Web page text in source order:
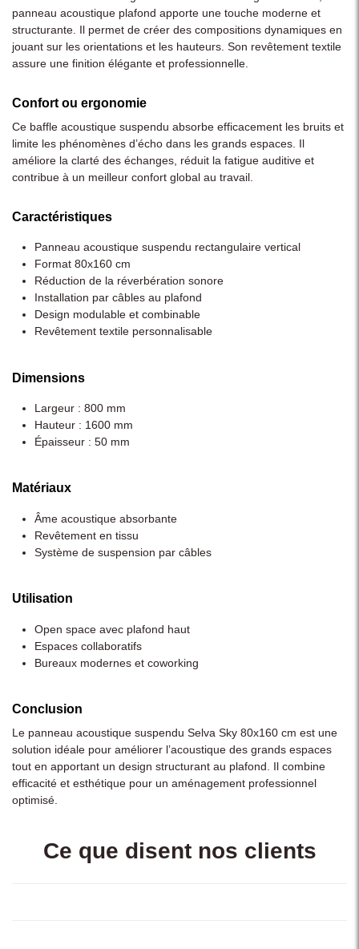
panneau acoustique plafond apporte une touche moderne et
structurante. Il permet de créer des compositions dynamiques en
jouant sur les orientations et les hauteurs. Son revêtement textile
assure une finition élégante et professionnelle.
Confort ou ergonomie
Ce baffle acoustique suspendu absorbe efficacement les bruits et
limite les phénomènes d’écho dans les grands espaces. Il
améliore la clarté des échanges, réduit la fatigue auditive et
contribue à un meilleur confort global au travail.
Caractéristiques
Panneau acoustique suspendu rectangulaire vertical
Format 80x160 cm
Réduction de la réverbération sonore
Installation par câbles au plafond
Design modulable et combinable
Revêtement textile personnalisable
Dimensions
Largeur : 800 mm
Hauteur : 1600 mm
Épaisseur : 50 mm
Matériaux
Âme acoustique absorbante
Revêtement en tissu
Système de suspension par câbles
Utilisation
Open space avec plafond haut
Espaces collaboratifs
Bureaux modernes et coworking
Conclusion
Le panneau acoustique suspendu Selva Sky 80x160 cm est une
solution idéale pour améliorer l’acoustique des grands espaces
tout en apportant un design structurant au plafond. Il combine
efficacité et esthétique pour un aménagement professionnel
optimisé.
Ce que disent nos clients